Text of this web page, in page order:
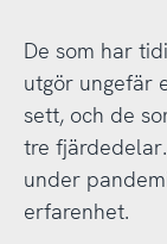
De som har
utgör ungefär
sett, och de
tre
under
erfarenhet.